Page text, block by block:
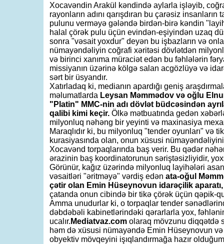
Xocavəndin Arakül kəndində aylarla işləyib,
rayonların adını qarışdıran bu çarəsiz
pulunu verməyə gələndə birdən-birə kəndin
halal çörək pulu üçün evindən-eşiyindən uzaq
sonra "vəsait yoxdur" deyən bu işbazların və
nümayəndəliyin coğrafi xəritəsi dövlətdən
və birinci xanıma müraciət edən bu fəhlələrin
missiyanın üzərinə kölgə salan acgözlüyə və
sərt bir üsyandır.
Xatırladaq ki, medianın apardığı geniş
məlumatlarda Leysan Məmmədov və oğlu
"Platin" MMC-nin adı dövlət büdcəsindən
qalibi kimi keçir. Ölkə mətbuatında gedən
milyonluq nəhəng bir yeyinti və maxinasiya
Maraqlıdır ki, bu milyonluq "tender oyunları" və
kurasiyasında olan, onun xüsusi
Xocavənd torpaqlarında baş verir. Bu qədər
ərazinin baş koordinatorunun səriştəsizliyidir,
Görünür, kağız üzərində milyonluq layihələri
vəsaitləri "əritməyə" vərdiş edən ata-oğul
çətir olan Emin Hüseynovun idarəçilik aparatı,
çatanda onun cibində bir tikə çörək üçün qəpik-
Amma unudurlar ki, o torpaqlar tender
dəbdəbəli kabinetlərindəki qərarlarla yox,
ucalır. Mediatvaz.com olaraq mövzunu diqqətdə
həm də xüsusi nümayəndə Emin Hüseynovun
obyektiv mövqeyini işıqlandırmağa hazır